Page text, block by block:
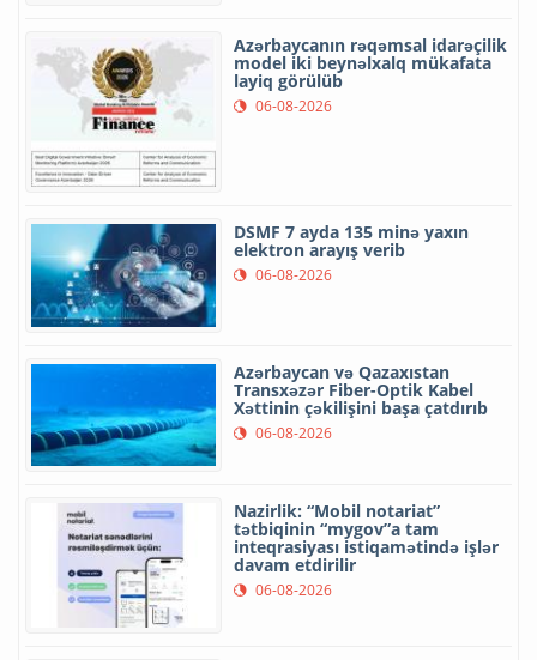
Azərbaycanın rəqəmsal idarəçilik
model iki beynəlxalq mükafata
layiq görülüb
06-08-2026
DSMF 7 ayda 135 minə yaxın
elektron arayış verib
06-08-2026
Azərbaycan və Qazaxıstan
Transxəzər Fiber-Optik Kabel
Xəttinin çəkilişini başa çatdırıb
06-08-2026
Nazirlik: “Mobil notariat”
tətbiqinin “mygov”a tam
inteqrasiyası istiqamətində işlər
davam etdirilir
06-08-2026